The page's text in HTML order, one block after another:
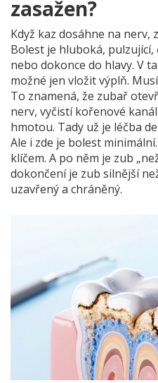
zasažen?
Když kaz dosáhne na nerv,
Bolest je hluboká, pulzující,
nebo dokonce do hlavy. V
možné jen vložit výplň.
To znamená, že zubař
nerv, vyčistí kořenové
hmotou. Tady už je léčba
Ale i zde je bolest
klíčem. A po něm je zub
dokončení je zub silnější
uzavřený a chráněný.